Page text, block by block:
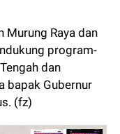
Murung Raya dan
program-
dan
bapak Gubernur
(fz)